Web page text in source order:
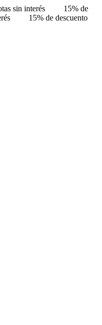
sin interés
15% de
15% de descuento